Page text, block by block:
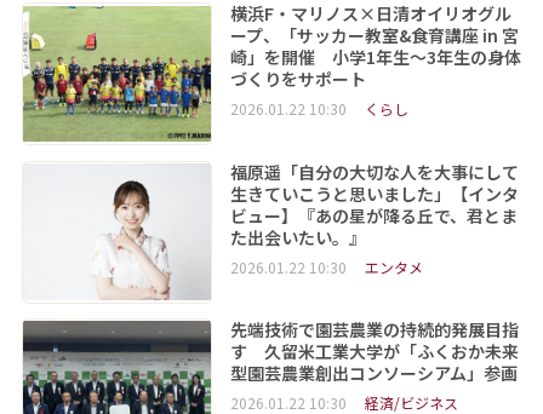
横浜F・マリノス×日清オイリオグル
ープ、「サッカー教室&食育講座 in 宮
崎」を開催 小学1年生～3年生の身体
づくりをサポート
2026.01.22 10:30 くらし
福原遥「自分の大切な人を大事にして
生きていこうと思いました」【インタ
ビュー】『あの星が降る丘で、君とま
た出会いたい。』
2026.01.22 10:30 エンタメ
先端技術で園芸農業の持続的発展目指
す 久留米工業大学が「ふくおか未来
型園芸農業創出コンソーシアム」参画
2026.01.22 10:30 経済/ビジネス